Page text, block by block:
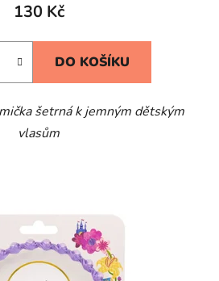
130 Kč
DO KOŠÍKU
šetrná k jemným dětským
vlasům